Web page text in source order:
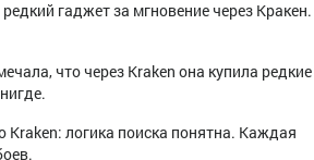
гаджет за мгновение через Кракен.
что через Kraken она купила редкие
логика поиска понятна. Каждая